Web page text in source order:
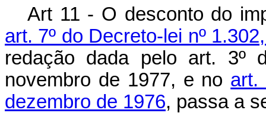
Art 11 - O desconto do
art. 7º do Decreto-lei nº
redação dada pelo art. 3º
novembro de 1977, e no art.
dezembro de 1976, passa a